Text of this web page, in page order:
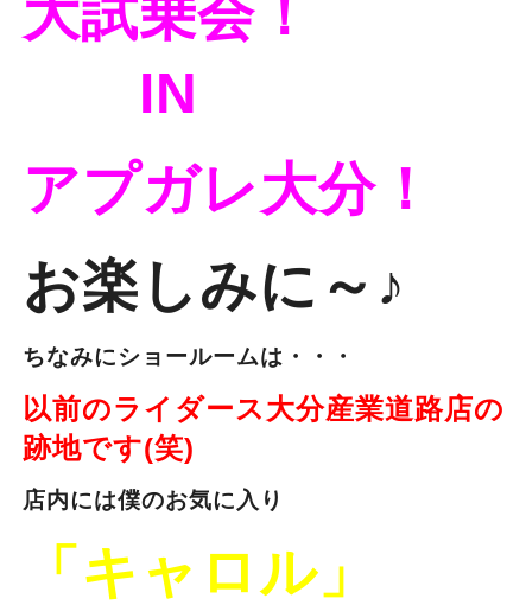
大試乗会！
IN
アプガレ大分！
お楽しみに～♪
ちなみにショールームは・・・
以前のライダース大分産業道路店の
跡地です(笑)
店内には僕のお気に入り
「キャロル」